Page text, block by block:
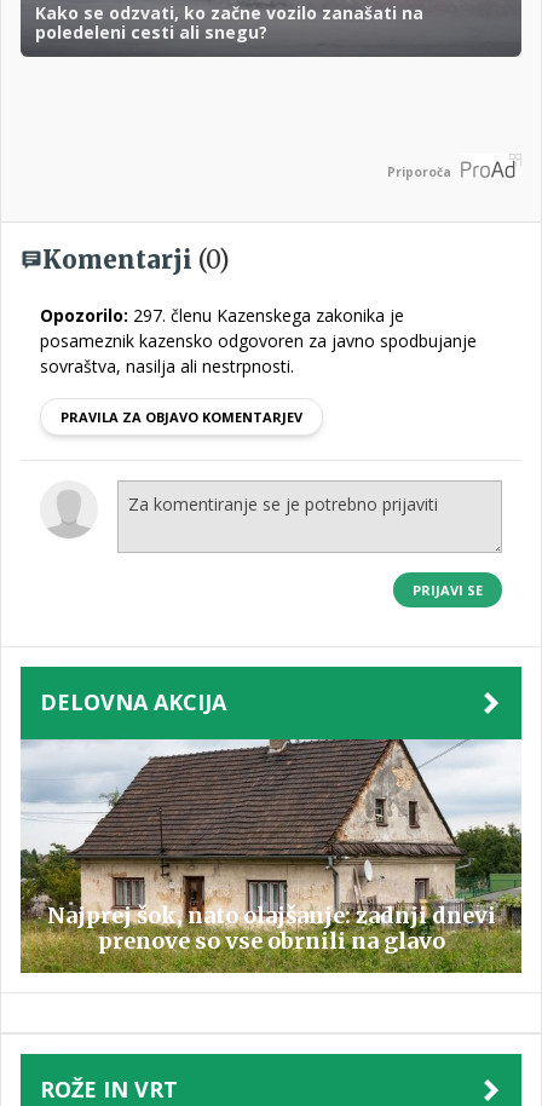
Kako se odzvati, ko začne vozilo zanašati na
poledeleni cesti ali snegu?
Priporoča
Komentarji (0)
Opozorilo: 297. členu Kazenskega zakonika je
posameznik kazensko odgovoren za javno spodbujanje
sovraštva, nasilja ali nestrpnosti.
PRAVILA ZA OBJAVO KOMENTARJEV
PRIJAVI SE
DELOVNA AKCIJA
Najprej šok, nato olajšanje: zadnji dnevi
prenove so vse obrnili na glavo
ROŽE IN VRT